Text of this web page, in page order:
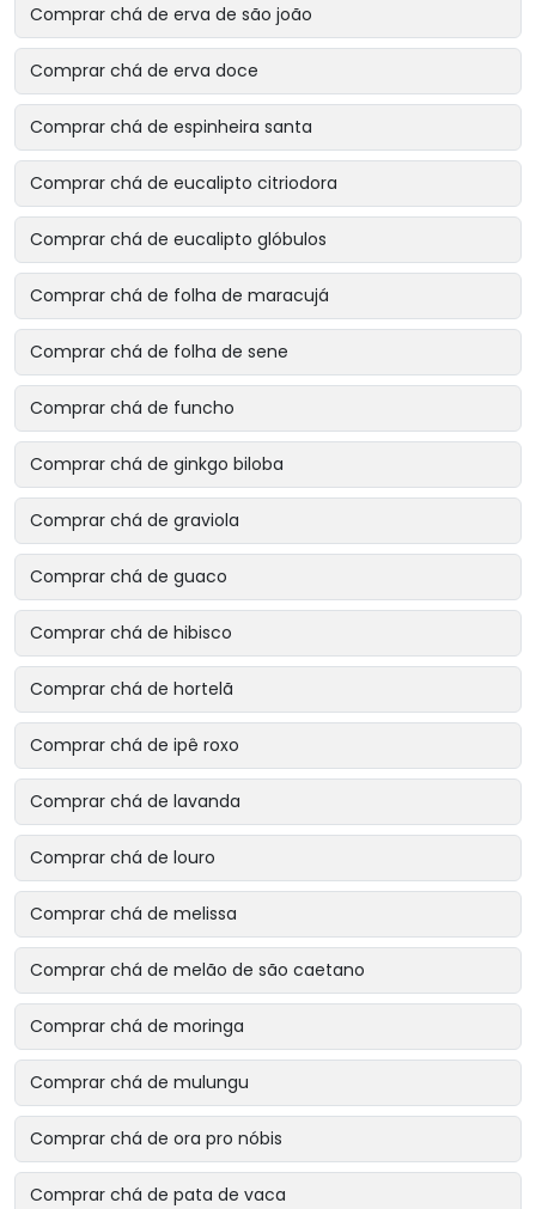
Comprar chá de erva de são joão
Comprar chá de erva doce
Comprar chá de espinheira santa
Comprar chá de eucalipto citriodora
Comprar chá de eucalipto glóbulos
Comprar chá de folha de maracujá
Comprar chá de folha de sene
Comprar chá de funcho
Comprar chá de ginkgo biloba
Comprar chá de graviola
Comprar chá de guaco
Comprar chá de hibisco
Comprar chá de hortelã
Comprar chá de ipê roxo
Comprar chá de lavanda
Comprar chá de louro
Comprar chá de melissa
Comprar chá de melão de são caetano
Comprar chá de moringa
Comprar chá de mulungu
Comprar chá de ora pro nóbis
Comprar chá de pata de vaca